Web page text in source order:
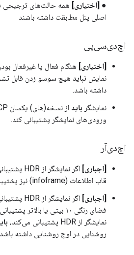
● [اختیاری] همه حالت‌های ترجیحی
اصلی پنل مطابقت داشته باشند
اچ‌دی‌سی‌پی
[اختیاری]
نمایش نباید
داشته باشد.
نمایشگر باید
ورودی‌های نمایشگر پشتیبانی کند.
اچ‌دی‌آر
[اجباری] اگر نمایشگر از HDR پشتیبانی می‌کند،
قاب اطلاعات (infoframe) نیز پشتیبانی کند.
[اجباری] اگر نمایشگر از HDR پشتیبانی می‌کند،
فضای رنگی ۱۰ بیتی یا بالاتر پشتیبانی کند. ●
نمایشگر از HDR پشتیبانی می‌کند،
روشنایی در اوج روشنایی داشته باشد